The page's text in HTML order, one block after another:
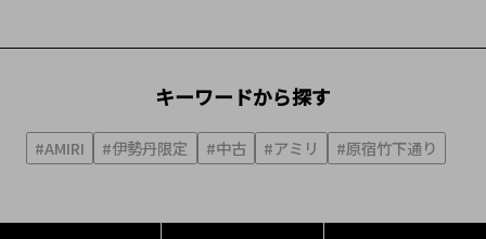
キーワードから探す
#AMIRI #伊勢丹限定 #中古 #アミリ #原宿竹下通り